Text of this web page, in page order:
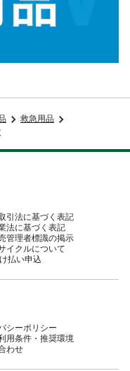
救急用品
引法に基づく表記
法に基づく表記
管理者標識の掲示
イクルについて
払い申込
シーポリシー
用条件・推奨環境
わせ